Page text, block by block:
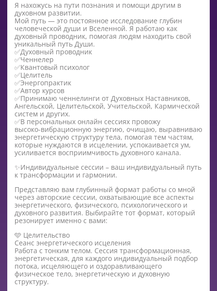
Я нахожусь на пути познания и помощи другим в
духовном развитии.
Мой путь — это постоянное исследование глубин
человеческой души и Вселенной. Я работаю как
духовный проводник, помогая людям находить свой
уникальный путь Души.
✅Духовный проводник
✅Ченнелер
✅Квантовый психолог
✅Целитель
✅Энергопрактик
✅Автор курсов
✅Принимаю ченнелинги от Духовных Наставников,
Ангельской, Целительской, Учительской, Кармической
систем и других.
✅В персональных онлайн сессиях провожу
высоко-вибрационную энергию, очищаю, выравниваю
энергетическую структуру тела, помогая тем частям,
которые нуждаются в исцелении, успокаивается ум,
усиливается восприимчивость духовного канала.
✨Индивидуальные сессии – ваш индивидуальный путь
к трансформации и гармонии.
Представляю вам глубинный формат работы со мной
через авторские сессии, охватывающие все аспекты
энергетического, физического, психологического и
духовного развития. Выбирайте тот формат, который
резонирует именно с вами:
🩵 Целительство
Сеанс энергетического исцеления
Работа с тонким телом. Сессия трансформационная,
энергетическая, для каждого индивидуальный подбор
потока, исцеляющего и оздоравливающего
физическое тело, энергетическую и духовную
структуру.